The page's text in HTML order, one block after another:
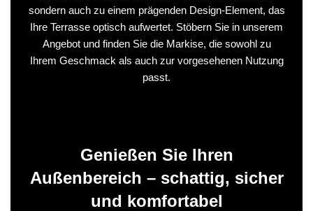
sondern auch zu einem prägenden Design-Element, das
Ihre Terrasse optisch aufwertet. Stöbern Sie in unserem
Angebot und finden Sie die Markise, die sowohl zu
Ihrem Geschmack als auch zur vorgesehenen Nutzung
passt.
Genießen Sie Ihren
Außenbereich – schattig, sicher
und komfortabel